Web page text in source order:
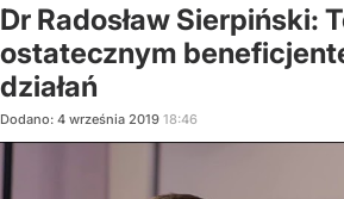
Dr Radosław Sierpiński:
ostatecznym
działań
Dodano: 4 września 2019 18:46